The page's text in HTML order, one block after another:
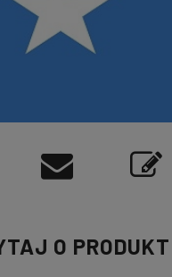
O PRODUKT